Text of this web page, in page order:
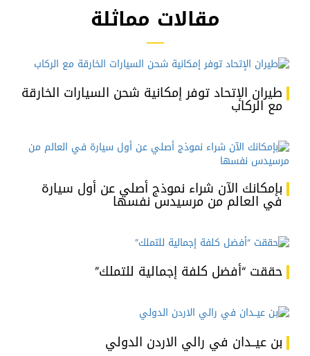
مقالات مماثلة
طيران الإتحاد توفر إمكانية شحن السيارات الخارقة
مع الركاب
بإمكانك الآن شراء نموذج أصلي عن أول سيارة
في العالم من مرسيدس نفسها
حققت “أفضل كلفة إجمالية للتملك”
بن عيــدان في رالي الاردن الدولي